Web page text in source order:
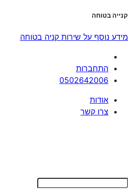
קנייה בטוחה
מידע נוסף על שירות קניה בטוחה
התחברות
0502642006
אודות
צרו קשר